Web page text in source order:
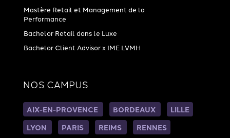
Mastère Retail et Management de la
Performance
Bachelor Retail dans le Luxe
Bachelor Client Advisor x IME LVMH
NOS CAMPUS
AIX-EN-PROVENCE BORDEAUX
LILLE
LYON
PARIS REIMS RENNES